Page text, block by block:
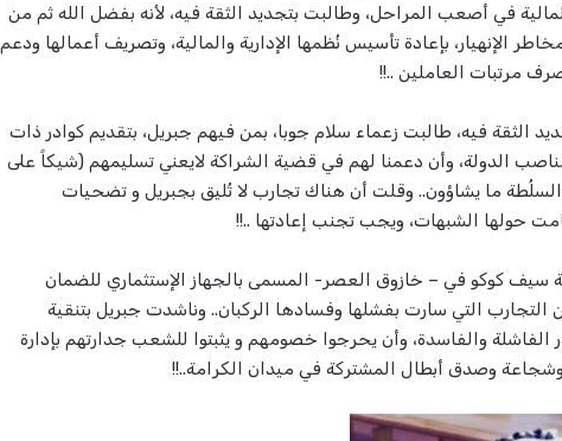
في أصعب المراحل، وطالبت بتجديد الثقة فيه، لأنه بفضل الله ثم من
الإنهيار، بإعادة تأسيس نُظمها الإدارية والمالية، وتصريف أعمالها ودعم
مرتبات العاملين ..!!
الثقة فيه، طالبت زعماء سلام جوبا، بمن فيهم جبريل، بتقديم كوادر ذات
الدولة، وأن دعمنا لهم في قضية الشراكة لايعني تسليمهم (شيكاً على
ما يشاؤون.. وقلت أن هناك تجارب لا تُليق بجبريل و تضحيات
حولها الشبهات، ويجب تجنب إعادتها ..!!
سيف كوكو في – خازوق العصر- المسمى بالجهاز الإستثماري للضمان
التجارب التي سارت بفشلها وفسادها الركبان.. وناشدت جبريل بتنقية
والفاسدة، وأن يحرجوا خصومهم و يثبتوا للشعب جدارتهم بإدارة
وشجاعة وصدق أبطال المشتركة في ميدان الكرامة..!!